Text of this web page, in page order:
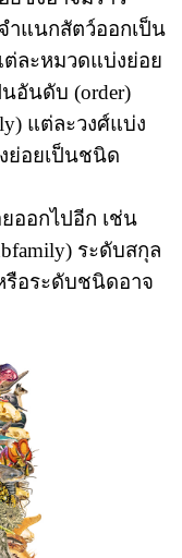
ำแนกสัตว์ออกเป็น
ละหมวดแบ่งย่อย
อันดับ (order)
แต่ละวงศ์แบ่ง
ย่อยเป็นชนิด
ออกไปอีก เช่น
ระดับสกุล
รือระดับชนิดอาจ